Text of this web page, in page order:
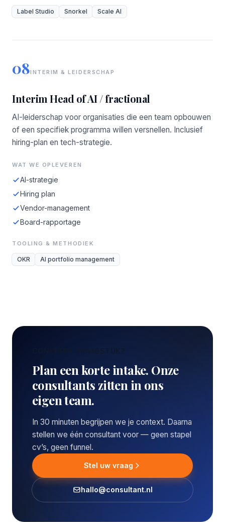
Label Studio Snorkel Scale AI
08INTERIM & LEIDERSCHAP
Interim Head of AI / fractional
AI-leiderschap voor organisaties die een team opbouwen
of een specifiek programma willen versnellen. Inclusief
hiring-plan en tech-strategie.
WAT WE OPLEVEREN
AI-strategie
Hiring plan
Vendor-management
Board-rapportage
TOOLING & METHODIEK
OKR AI portfolio management
CONCREET VRAAGSTUK?
Plan een korte intake. Onze
consultants zitten in ons
eigen team.
In 30 minuten begrijpen we je context. Daarna
stellen we één consultant voor — geen stapel
cv’s, geen funnel.
Stel uw vraag
hallo@consultant.nl